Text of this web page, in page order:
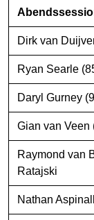
Dirk van
Ryan Searle
Daryl Gurney
Gian van Veen
Raymond van
Ratajski
Nathan